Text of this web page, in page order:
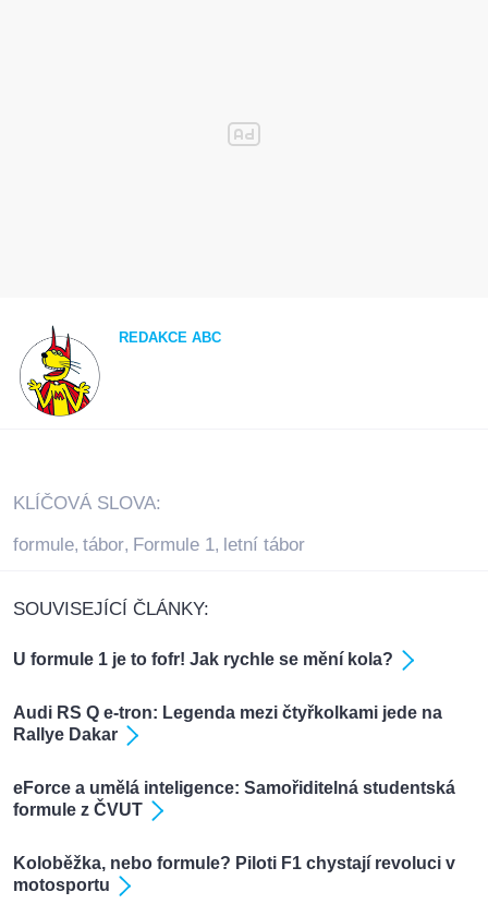
REDAKCE ABC
KLÍČOVÁ SLOVA:
formule, tábor, Formule 1, letní tábor
SOUVISEJÍCÍ ČLÁNKY:
U formule 1 je to fofr! Jak rychle se mění kola?
Audi RS Q e-tron: Legenda mezi čtyřkolkami jede na
Rallye Dakar
eForce a umělá inteligence: Samořiditelná studentská
formule z ČVUT
Koloběžka, nebo formule? Piloti F1 chystají revoluci v
motosportu